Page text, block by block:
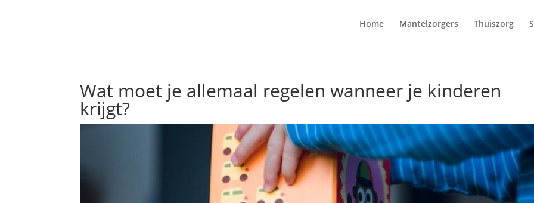
Home Mantelzorgers Thuiszorg
Wat moet je allemaal regelen wanneer je kinderen
krijgt?